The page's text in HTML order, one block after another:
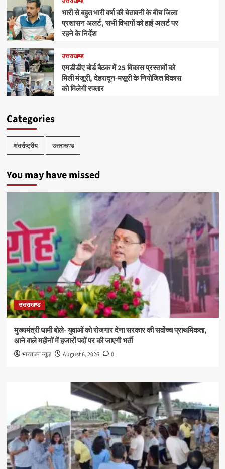
भारी से बहुत भारी वर्षा की चेतावनी के बीच जिला
प्रशासन अलर्ट, सभी विभागों को हाई अलर्ट पर
रहने के निर्देश
उत्तराखण्ड
एमडीडीए बोर्ड बैठक में 25 विकास प्रस्तावों को
मिली मंजूरी, देहरादून-मसूरी के नियोजित विकास
को मिलेगी रफ्तार
Categories
अंतर्राष्ट्रीय उत्तराखण्ड
You may have missed
उत्तराखण्ड
मुख्यमंत्री धामी बोले- युवाओं को रोजगार देना सरकार की सर्वोच्च प्राथमिकता,
आने वाले महीनों में हजारों पदों पर की जाएगी भर्ती
भारतजन न्यूज़ August 6, 2026 0